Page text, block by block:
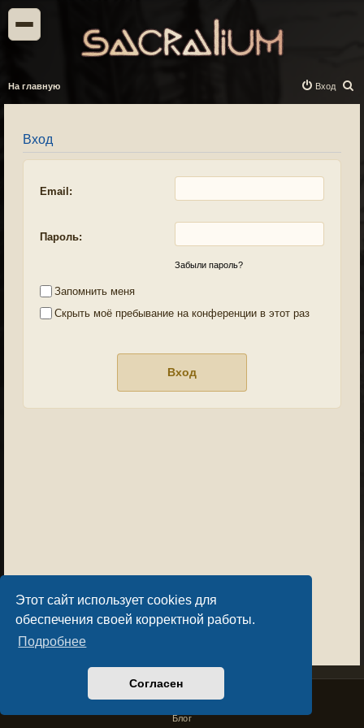
Этот сайт использует cookies для
обеспечения своей корректной работы.
Подробнее
Согласен
На главную
о
Вход
Вход
Email:
Пароль:
Забыли пароль?
Запомнить меня
Скрыть моё пребывание на конференции в этот раз
Privacy PolicyLicense Agreement
Copyright © Sacralium Games 2023-
Блог